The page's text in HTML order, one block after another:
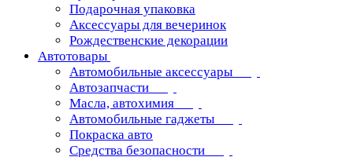
Подарочная упаковка
Аксессуары для вечеринок
Рождественские декорации
Автотовары
Автомобильные аксессуары
Автозапчасти
Масла, автохимия
Автомобильные гаджеты
Покраска авто
Средства безопасности